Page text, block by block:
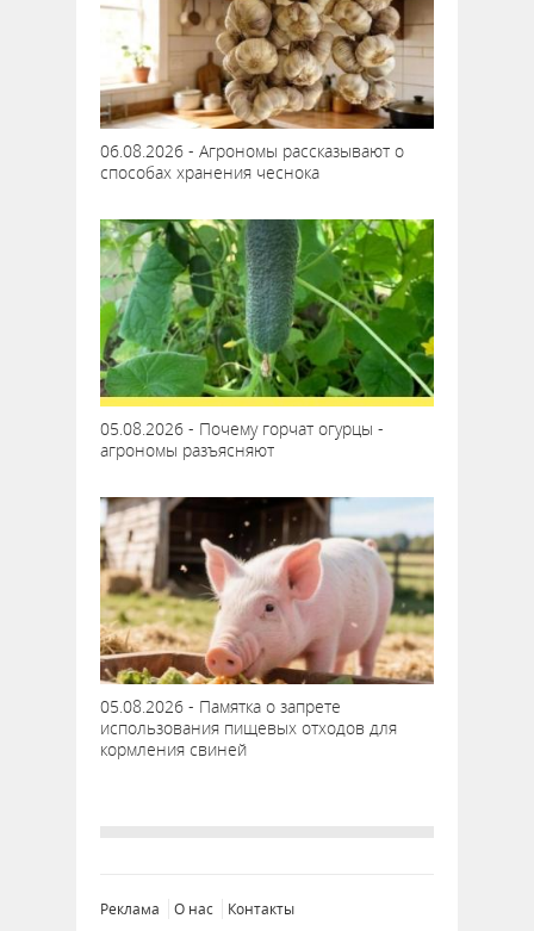
06.08.2026 - Агрономы рассказывают о
способах хранения чеснока
05.08.2026 - Почему горчат огурцы -
агрономы разъясняют
05.08.2026 - Памятка о запрете
использования пищевых отходов для
кормления свиней
Реклама О нас
Контакты